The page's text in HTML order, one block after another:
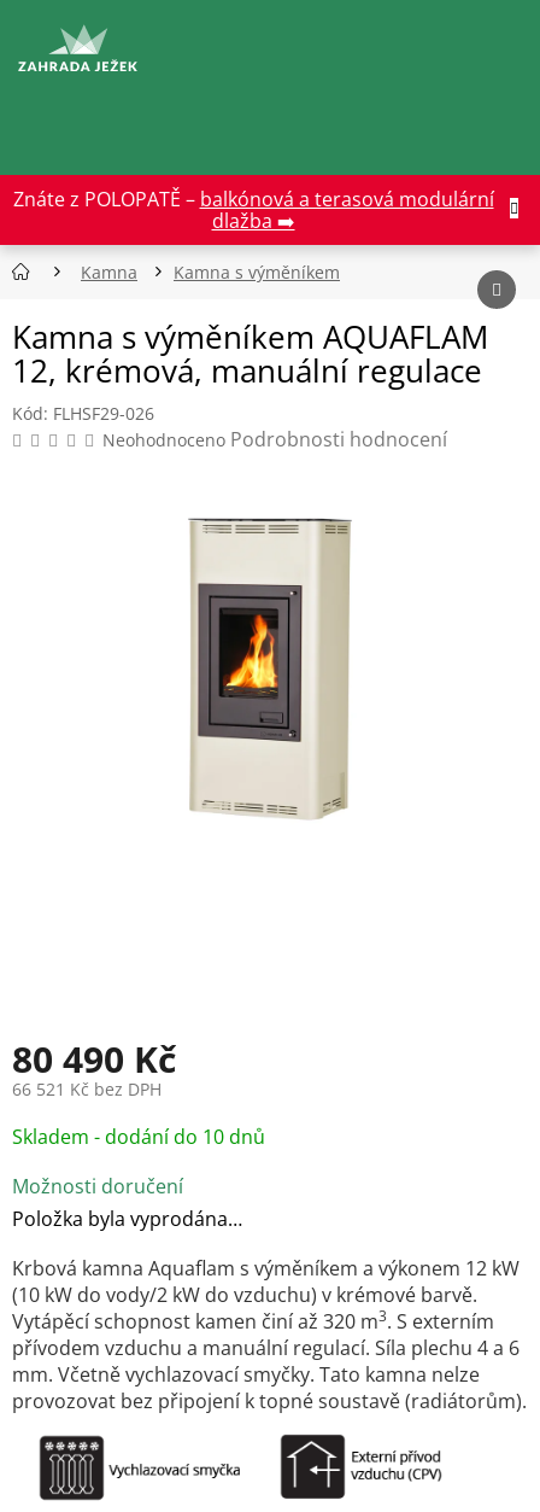
obsah
Znáte z POLOPATĚ – balkónová a terasová modulární
dlažba ➡️
Kamna Kamna s výměníkem
Kamna s výměníkem AQUAFLAM
12, krémová, manuální regulace
Kód: FLHSF29-026
Průměrné
hodnocení
Neohodnoceno Podrobnosti hodnocení
80 490 Kč
66 521 Kč bez DPH
Měrná
cena:
Skladem - dodání do 10 dnů
Možnosti doručení
Položka byla vyprodána…
Krbová kamna Aquaflam s výměníkem a výkonem 12 kW
(10 kW do vody/2 kW do vzduchu) v krémové barvě.
Vytápěcí schopnost kamen činí až 320 m3. S externím
přívodem vzduchu a manuální regulací. Síla plechu 4 a 6
mm. Včetně vychlazovací smyčky. Tato kamna nelze
provozovat bez připojení k topné soustavě (radiátorům).